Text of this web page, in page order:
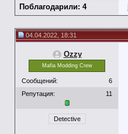
Поблагодарили: 4
04.04.2022, 18:31
Ozzy
Mafia Modding Crew
Сообщений:
6
Репутация:
11
Detective